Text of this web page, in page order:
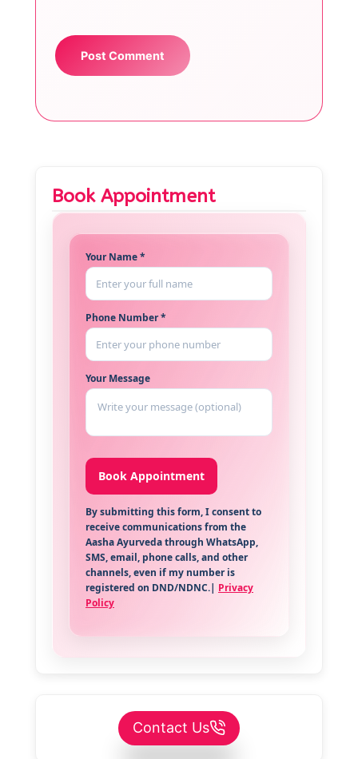
Book Appointment
Your Name *
Phone Number *
Your Message
By submitting this form, I consent to
receive communications from the
Aasha Ayurveda through WhatsApp,
SMS, email, phone calls, and other
channels, even if my number is
registered on DND/NDNC.| Privacy
Policy
Contact Us